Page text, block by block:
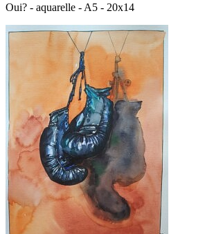
Oui? - aquarelle - A5 - 20x14